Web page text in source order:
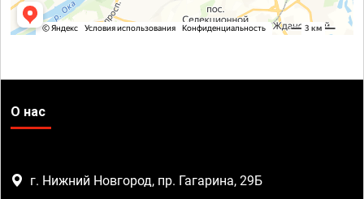
О нас
г. Нижний Новгород, пр. Гагарина, 29Б